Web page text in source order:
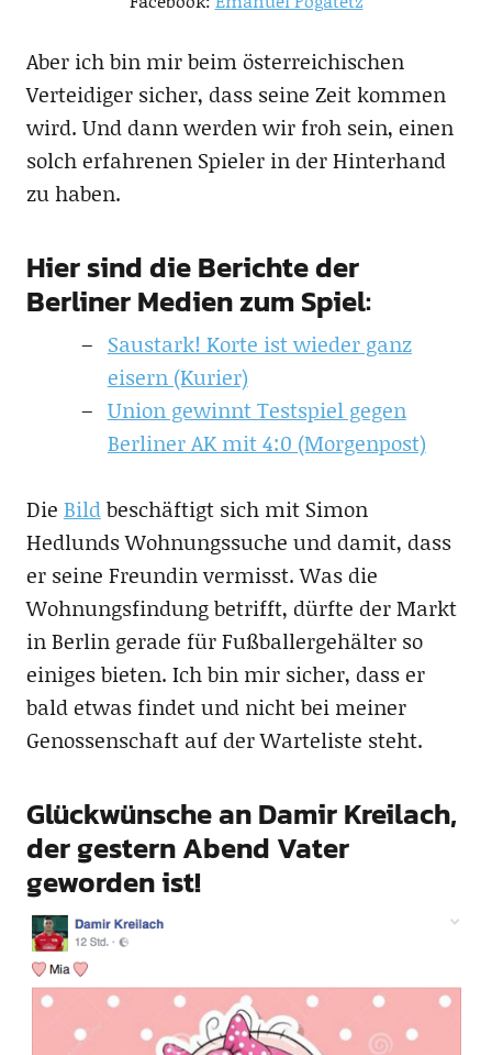
Aber ich bin mir beim österreichischen
Verteidiger sicher, dass seine Zeit kommen
wird. Und dann werden wir froh sein, einen
solch erfahrenen Spieler in der Hinterhand
zu haben.
Hier sind die Berichte der
Berliner Medien zum Spiel:
Saustark! Korte ist wieder ganz
eisern (Kurier)
Union gewinnt Testspiel gegen
Berliner AK mit 4:0 (Morgenpost)
Die Bildbeschäftigt sich mit Simon
Hedlunds Wohnungssuche und damit, dass
er seine Freundin vermisst. Was die
Wohnungsfindung betrifft, dürfte der Markt
in Berlin gerade für Fußballergehälter so
einiges bieten. Ich bin mir sicher, dass er
bald etwas findet und nicht bei meiner
Genossenschaft auf der Warteliste steht.
Glückwünsche an Damir Kreilach,
der gestern Abend Vater
geworden ist!